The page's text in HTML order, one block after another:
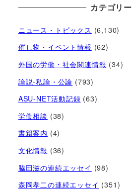
カテゴリー
ニュース・トピックス (6,130)
催し物・イベント情報 (62)
外国の労働・社会関連情報 (34)
論説-私論・公論 (793)
ASU-NET活動記録 (63)
労働相談 (38)
書籍案内 (4)
文化情報 (36)
脇田滋の連続エッセイ (98)
森岡孝二の連続エッセイ (351)